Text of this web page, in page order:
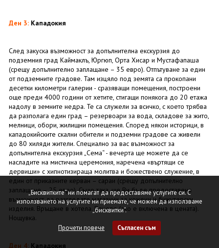
Ден 3:Кападокия
След закуска възможност за допълнителна екскурзия до
подземния град Каймаклъ, Юргюп, Орта Хисар и Мустафапаша
(срещу допълнително заплащане – 35 евро). Отпътуване за един
от подземните градове. Там изцяло под земята са прокопани
десетки километри галерии - сразяващи помещения, построени
още преди 4000 години от хетите, стигащи понякога до 20 етажа
надолу в земните недра. Те са служели за всичко, с което трябва
да разполага един град – резервоари за вода, складове за жито,
мелници, обори, жилищни помещения. Според някои историци, в
кападокийските скални обители и подземни градове са живели
до 80 хиляди жители. Специално за вас възможност за
допълнителна екскурзия „Сема“ - вечерта ще можете да се
насладите на мистична церемония, наречена «въртящи се
дервиши» с хипнотизираща молитва и божествено служение, в
един от приказните керван – сараи (срещу допълнително
заплащане – 25 евро). Също така, ще Ви бъде предоставена
възможност да разгледате магазини за кожени и бижутерски
изделия. Връщане в хотела. Вечеря (ако е включена в цената).
Нощувка.
Ден 4:Кападокия
„Бисквитките“ ни помагат да предоставяме услугите си. С
използването на услугите ни приемате, че можем да използваме
„бисквитки“.
Прочети повече Съгласен съм